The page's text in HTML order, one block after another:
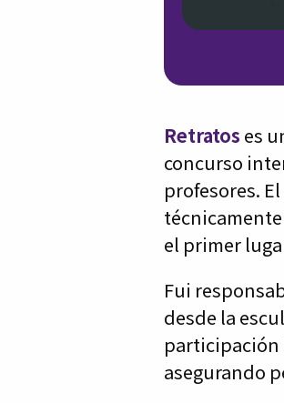
Retratos es
concurso
profesores.
el primer
Fui
desde la
participación
asegurando